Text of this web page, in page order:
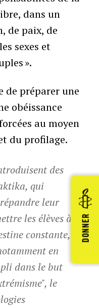
DONNER
dans un
de paix, de
sexes et
».
de préparer une
obéissance
au moyen
du profilage.
des
qui
leur
les élèves à
constante,
en
dans le but
le